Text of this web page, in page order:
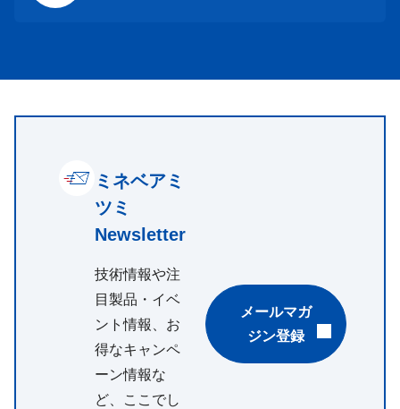
ミネベアミ
ツミ
Newsletter
技術情報や注
目製品・イベ
ント情報、お
得なキャンペ
ーン情報な
ど、ここでし
メールマガ
ジン登録